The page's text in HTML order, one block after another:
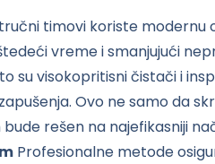
timovi koriste modernu
vreme i smanjujući
su visokopritisni čistači i
Ovo ne samo da
rešen na najefikasniji
Profesionalne metode